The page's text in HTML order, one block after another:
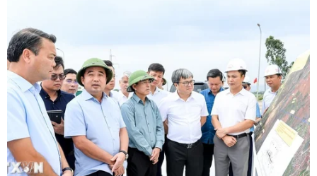
CƠ QUAN CHỦ QUẢN: THÔNG TẤN XÃ VIỆT NAM
Tổng Biên tập: TRẦN TIẾN DUẨN